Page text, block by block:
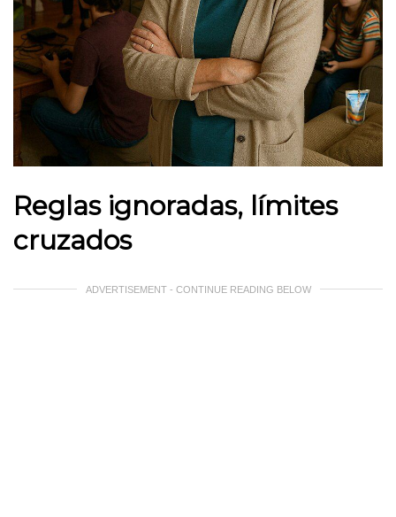
Reglas ignoradas, límites
cruzados
ADVERTISEMENT - CONTINUE READING BELOW